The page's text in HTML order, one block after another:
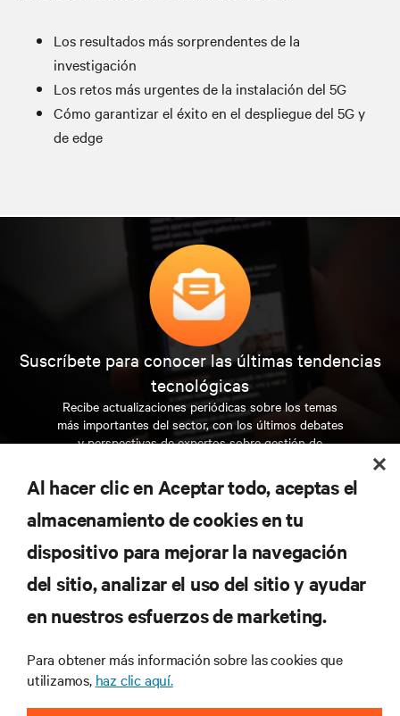
Los resultados más sorprendentes de la
investigación
Los retos más urgentes de la instalación del 5G
Cómo garantizar el éxito en el despliegue del 5G y
de edge
Suscríbete para conocer las últimas tendencias
tecnológicas
Recibe actualizaciones periódicas sobre los temas
más importantes del sector, con los últimos debates
y perspectivas de expertos sobre gestión de
REGÍSTRATE AHORA
SOPORTE
CORPORATIVO
Al hacer clic en Aceptar todo, aceptas el
almacenamiento de cookies en tu
dispositivo para mejorar la navegación
del sitio, analizar el uso del sitio y ayudar
en nuestros esfuerzos de marketing.
Para obtener más información sobre las cookies que
utilizamos, haz clic aquí.